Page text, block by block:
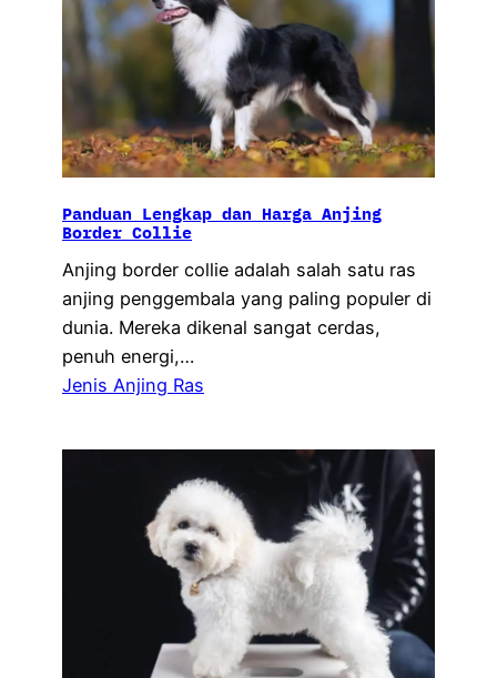
Panduan Lengkap dan Harga Anjing
Border Collie
Anjing border collie adalah salah satu ras
anjing penggembala yang paling populer di
dunia. Mereka dikenal sangat cerdas,
penuh energi,…
Jenis Anjing Ras